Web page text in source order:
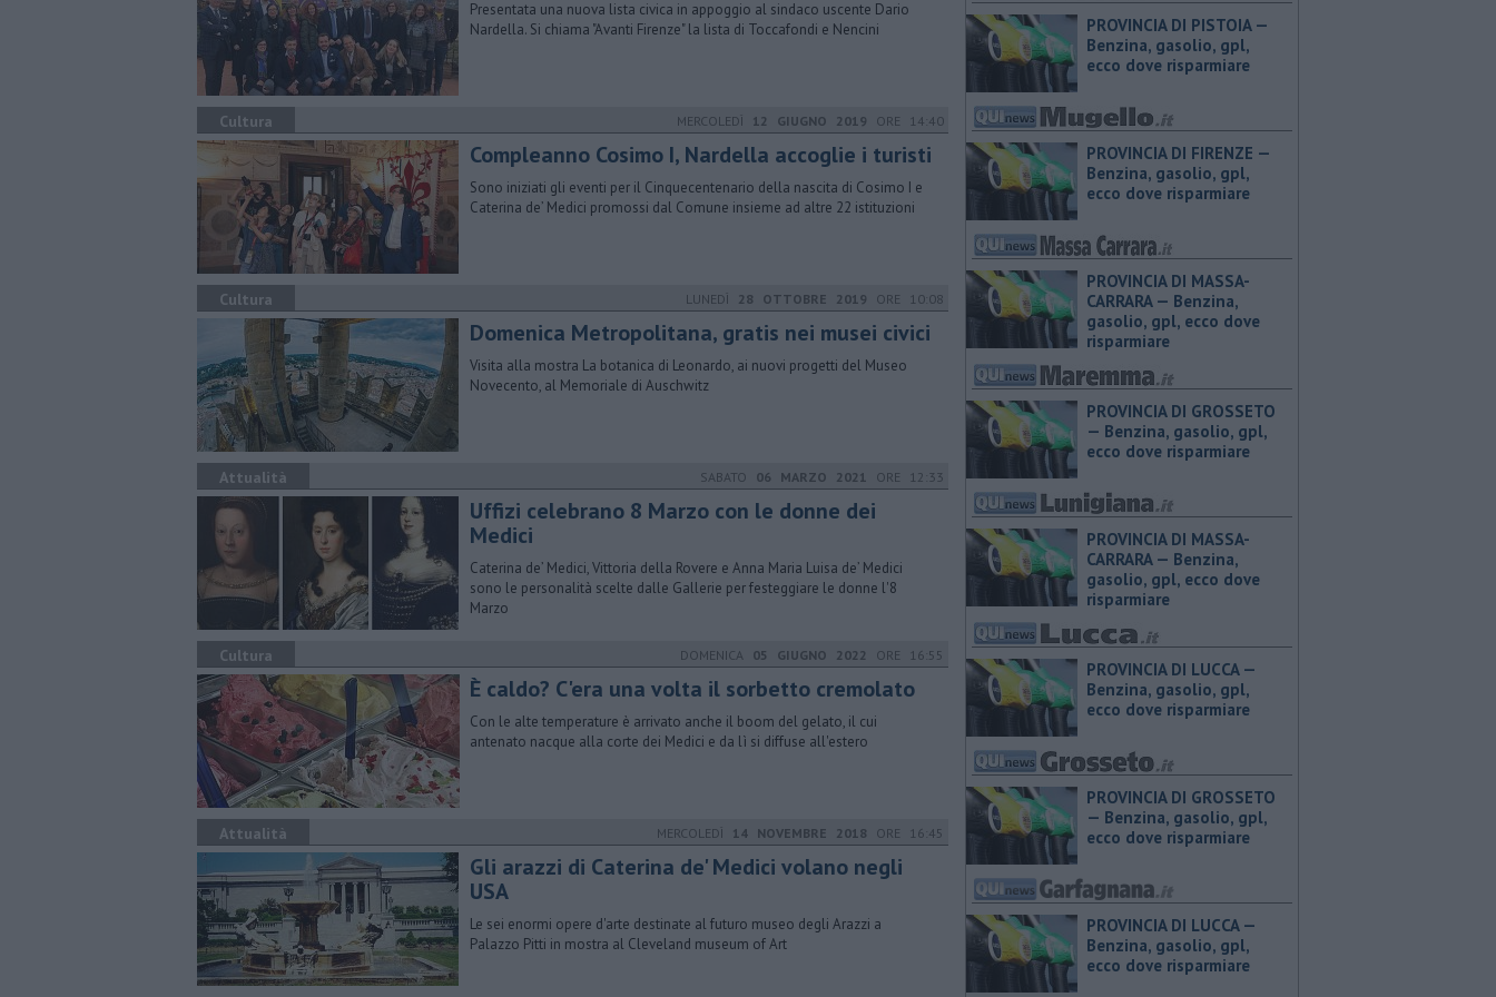
Presentata una nuova lista civica in appoggio al sindaco uscente Dario
Nardella. Si chiama "Avanti Firenze" la lista di Toccafondi e Nencini
Cultura MERCOLEDÌ 12 GIUGNO 2019 ORE 14:40
Compleanno Cosimo I, Nardella accoglie i turisti
Sono iniziati gli eventi per il Cinquecentenario della nascita di Cosimo I e
Caterina de’ Medici promossi dal Comune insieme ad altre 22 istituzioni
Cultura LUNEDÌ 28 OTTOBRE 2019 ORE 10:08
Domenica Metropolitana, gratis nei musei civici
Visita alla mostra La botanica di Leonardo, ai nuovi progetti del Museo
Novecento, al Memoriale di Auschwitz
Attualità SABATO 06 MARZO 2021 ORE 12:33
Uffizi celebrano 8 Marzo con le donne dei
Medici
Caterina de’ Medici, Vittoria della Rovere e Anna Maria Luisa de’ Medici
sono le personalità scelte dalle Gallerie per festeggiare le donne l'8
Marzo
Cultura DOMENICA 05 GIUGNO 2022 ORE 16:55
È caldo? C'era una volta il sorbetto cremolato
Con le alte temperature è arrivato anche il boom del gelato, il cui
antenato nacque alla corte dei Medici e da lì si diffuse all'estero
Attualità MERCOLEDÌ 14 NOVEMBRE 2018 ORE 16:45
Gli arazzi di Caterina de' Medici volano negli
USA
Le sei enormi opere d'arte destinate al futuro museo degli Arazzi a
Palazzo Pitti in mostra al Cleveland museum of Art
PROVINCIA DI PISTOIA — ​
Benzina, gasolio, gpl,
ecco dove risparmiare
PROVINCIA DI FIRENZE — ​
Benzina, gasolio, gpl,
ecco dove risparmiare
PROVINCIA DI MASSA-
CARRARA — ​Benzina,
gasolio, gpl, ecco dove
risparmiare
PROVINCIA DI GROSSETO
— ​Benzina, gasolio, gpl,
ecco dove risparmiare
PROVINCIA DI MASSA-
CARRARA — ​Benzina,
gasolio, gpl, ecco dove
risparmiare
PROVINCIA DI LUCCA — ​
Benzina, gasolio, gpl,
ecco dove risparmiare
PROVINCIA DI GROSSETO
— ​Benzina, gasolio, gpl,
ecco dove risparmiare
PROVINCIA DI LUCCA — ​
Benzina, gasolio, gpl,
ecco dove risparmiare